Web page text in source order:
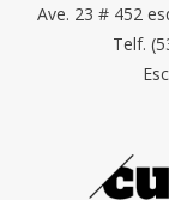
Ave. 23 # 452
Telf.